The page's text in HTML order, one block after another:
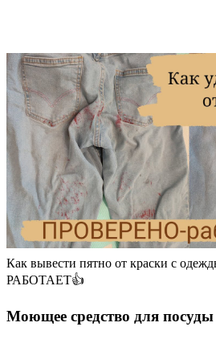
Как вывести пятно от краски с
РАБОТАЕТ👍
Моющее средство для посуды